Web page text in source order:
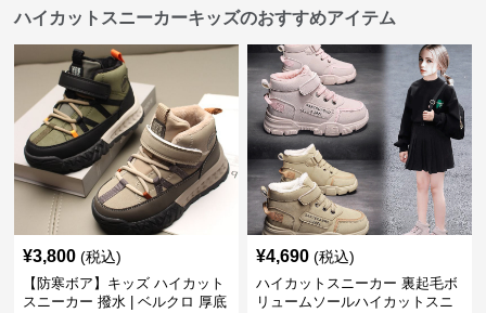
ハイカットスニーカーキッズのおすすめアイテム
¥3,800 (税込)
【防寒ボア】キッズ ハイカット
スニーカー 撥水 | ベルクロ 厚底
¥4,690 (税込)
ハイカットスニーカー 裏起毛ボ
リュームソールハイカットスニ